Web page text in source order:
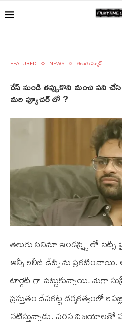
FEATURED NEWS తెలుగు న్యూస్
రేస్ నుండి తప్పుకొని మంచి పని
మరి ఫ్యూచర్ లో ?
తెలుగు సినిమా ఇండస్ష్ట్రి లో
అన్నీ రిలీజ్ డేట్స్ ను
టార్గెట్ గా పెట్టుకున్నాయి. మెగా
ప్రస్తుతం దేవకట్ట దర్శకత్వంలో
నటిస్తున్నాడు. వరస